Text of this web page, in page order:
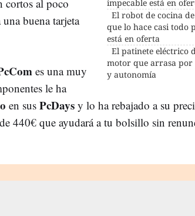
impecable está en
El robot de cocina de
que lo hace casi todo
está en oferta
El patinete eléctrico
motor que arrasa por
y autonomía
cortos al poco
buena tarjeta
es una muy
le ha
en sus PcDays y lo ha rebajado a su
440€ que ayudará a tu bolsillo sin